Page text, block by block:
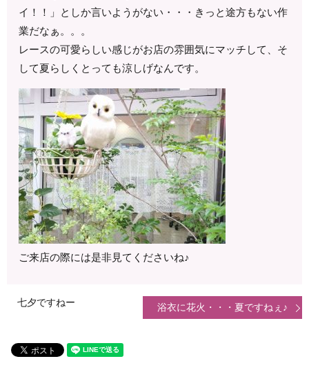
イ！！」としか言いようがない・・・きっと途方もない作
業だなぁ。。。
レースの可愛らしい感じがお店の雰囲気にマッチして、そ
して夏らしくとっても涼しげなんです。
ご来店の際には是非見てくださいね♪
七夕ですねー 浴衣に花火・・・夏ですねぇ♪